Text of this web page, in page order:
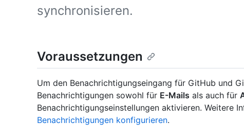
synchronisieren.
Voraussetzungen
Um den Benachrichtigungseingang für GitHub und
Benachrichtigungen sowohl für E-Mails als auch für
Benachrichtigungseinstellungen aktivieren. Weitere
Benachrichtigungen konfigurieren.